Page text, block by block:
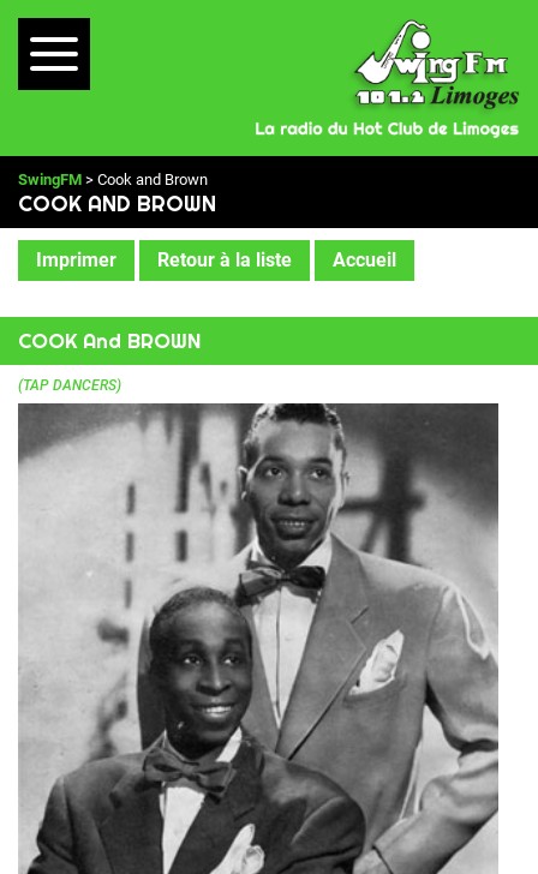
SwingFM > Cook and Brown
COOK AND BROWN
Imprimer Retour à la liste Accueil
COOK And BROWN
(TAP DANCERS)